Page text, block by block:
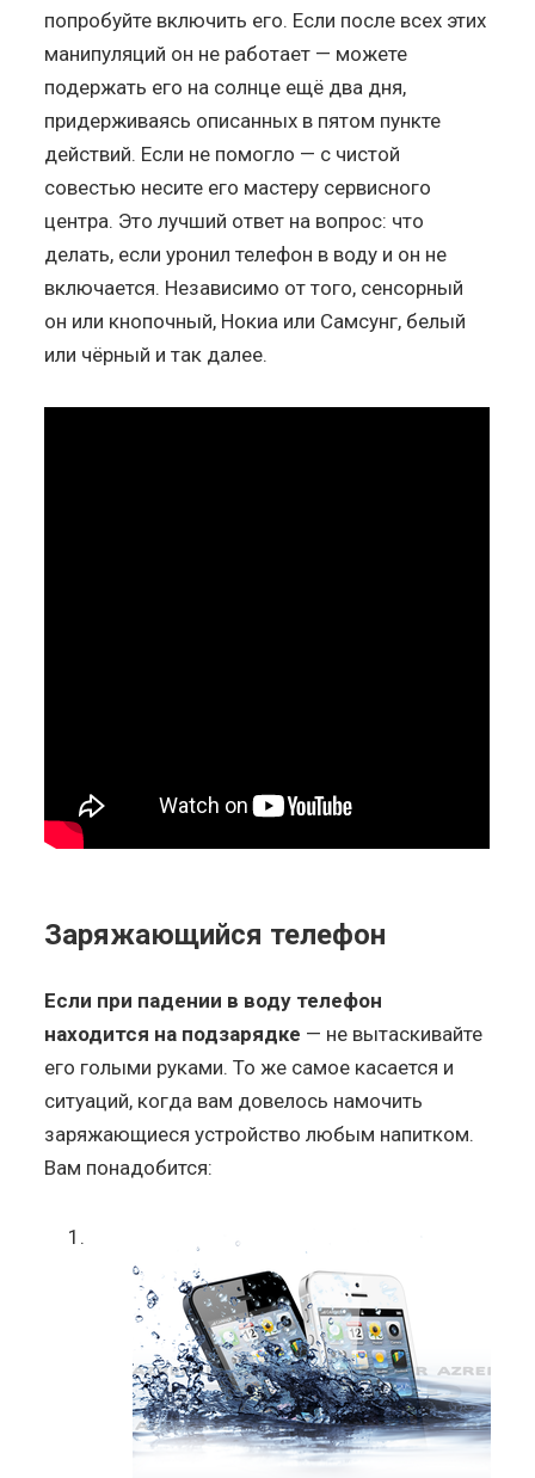
попробуйте включить его. Если после всех этих
манипуляций он не работает — можете
подержать его на солнце ещё два дня,
придерживаясь описанных в пятом пункте
действий. Если не помогло — с чистой
совестью несите его мастеру сервисного
центра. Это лучший ответ на вопрос: что
делать, если уронил телефон в воду и он не
включается. Независимо от того, сенсорный
он или кнопочный, Нокиа или Самсунг, белый
или чёрный и так далее.
Заряжающийся телефон
Если при падении в воду телефон
находится на подзарядке — не вытаскивайте
его голыми руками. То же самое касается и
ситуаций, когда вам довелось намочить
заряжающиеся устройство любым напитком.
Вам понадобится: